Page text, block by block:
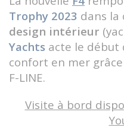
Trophy 2023 dans la
design intérieur
Yachts acte le début
confort en mer
F-LINE.
Visite à bord